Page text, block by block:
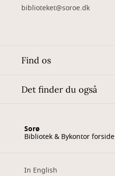
biblioteket@soroe.dk
Find os
Det finder du også
Sorø
Bibliotek & Bykontor forside
In English